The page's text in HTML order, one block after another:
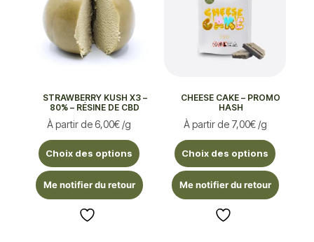
STRAWBERRY KUSH X3 –
80% – RÉSINE DE CBD
À partir de6,00€ /g
Choix des options
Me notifier du retour
CHEESE CAKE – PROMO
HASH
À partir de 7,00€ /g
Choix des options
Me notifier du retour